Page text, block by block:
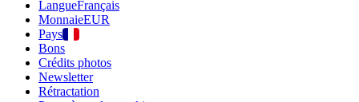
LangueFrançais
MonnaieEUR
Pays
Bons
Crédits photos
Newsletter
Rétractation